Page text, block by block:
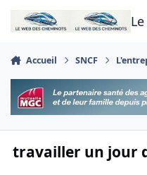
Aller au contenu
Accueil SNCF
travailler un jour